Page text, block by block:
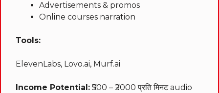
Advertisements & promos
Online courses narration
Tools:
ElevenLabs, Lovo.ai, Murf.ai
Income Potential: ₹500 – ₹2000 प्रति मिनट audio